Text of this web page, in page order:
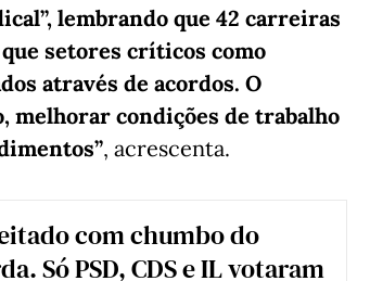
lembrando que 42 carreiras
setores críticos como
através de acordos. O
melhorar condições de trabalho
, acrescenta.
com chumbo do
Só PSD, CDS e IL votaram